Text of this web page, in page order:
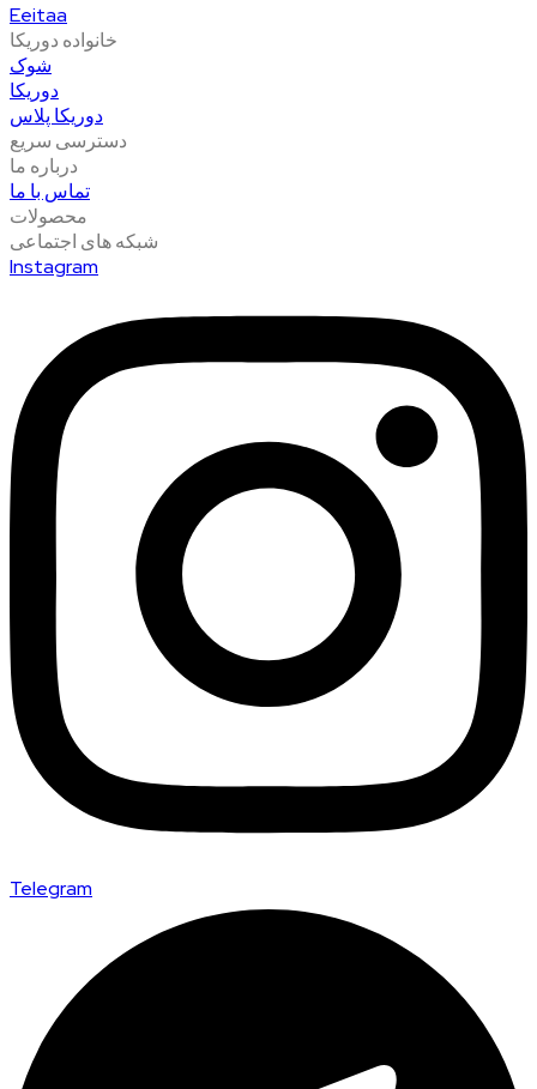
Eeitaa
خانواده دوریکا
شوک
دوریکا
دوریکا پلاس
دسترسی سریع
درباره ما
تماس با ما
محصولات
شبکه های اجتماعی
Instagram
Telegram